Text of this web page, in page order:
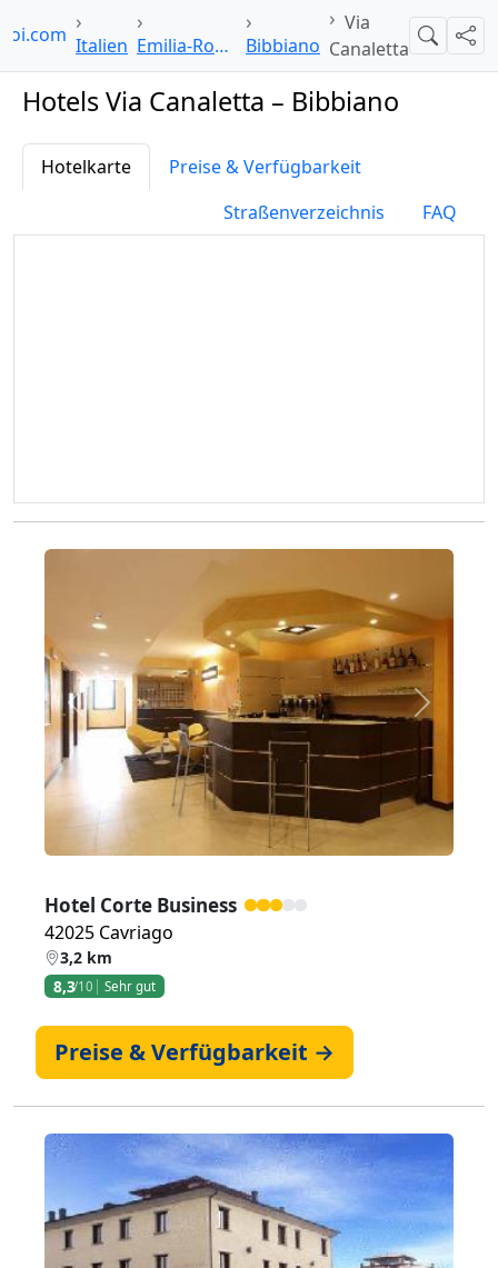
Italien Emilia-Romagna Bibbiano
Via
Canaletta
Suche
Hotels Via Canaletta – Bibbiano
Hotelkarte
Preise & Verfügbarkeit
Straßenverzeichnis
FAQ
Zurück Weiter
Hotel Corte Business
42025 Cavriago
3,2 km
8,3/10 Sehr gut
Preise & Verfügbarkeit →